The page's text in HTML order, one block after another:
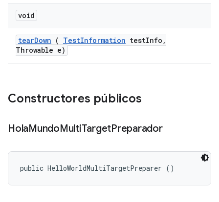
void
tearDown ( TestInformation testInfo ,
Throwable e)
Constructores públicos
HolaMundoMultiTargetPreparador
public HelloWorldMultiTargetPreparer ()